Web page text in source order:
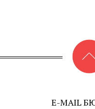
E-MAIL